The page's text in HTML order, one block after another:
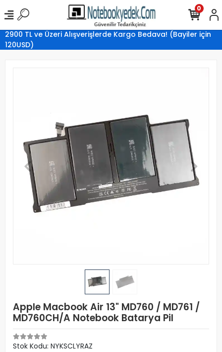
2900 TL ve Üzeri Alışverişlerde Kargo Bedava! (Bayiler için
120USD)
0
Apple Macbook Air 13" MD760 / MD761 /
MD760CH/A Notebook Batarya Pil
Stok Kodu: NYKSCLYRAZ